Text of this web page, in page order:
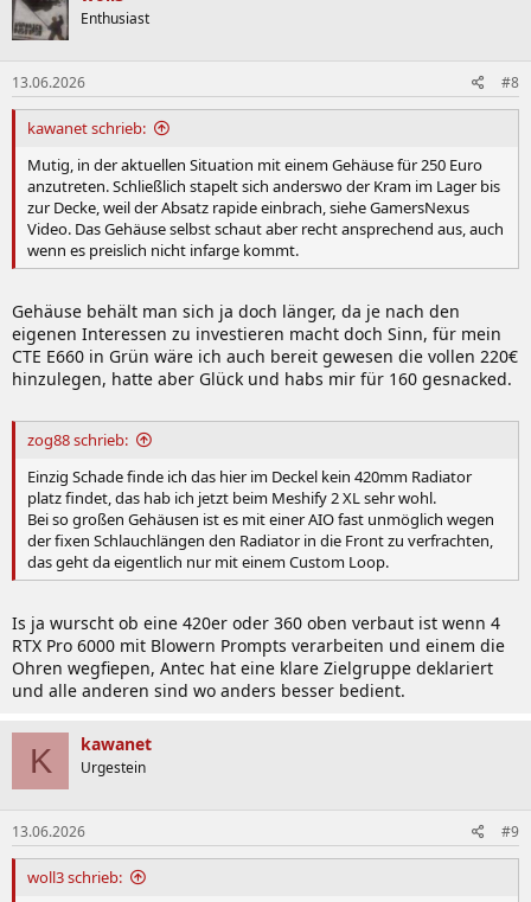
Enthusiast
13.06.2026 #8
kawanet schrieb:
Mutig, in der aktuellen Situation mit einem Gehäuse für 250 Euro
anzutreten. Schließlich stapelt sich anderswo der Kram im Lager bis
zur Decke, weil der Absatz rapide einbrach, siehe GamersNexus
Video. Das Gehäuse selbst schaut aber recht ansprechend aus, auch
wenn es preislich nicht infarge kommt.
Gehäuse behält man sich ja doch länger, da je nach den
eigenen Interessen zu investieren macht doch Sinn, für mein
CTE E660 in Grün wäre ich auch bereit gewesen die vollen 220€
hinzulegen, hatte aber Glück und habs mir für 160 gesnacked.
zog88 schrieb:
Einzig Schade finde ich das hier im Deckel kein 420mm Radiator
platz findet, das hab ich jetzt beim Meshify 2 XL sehr wohl.
Bei so großen Gehäusen ist es mit einer AIO fast unmöglich wegen
der fixen Schlauchlängen den Radiator in die Front zu verfrachten,
das geht da eigentlich nur mit einem Custom Loop.
Is ja wurscht ob eine 420er oder 360 oben verbaut ist wenn 4
RTX Pro 6000 mit Blowern Prompts verarbeiten und einem die
Ohren wegfiepen, Antec hat eine klare Zielgruppe deklariert
und alle anderen sind wo anders besser bedient.
K kawanet
Urgestein
13.06.2026 #9
woll3 schrieb: